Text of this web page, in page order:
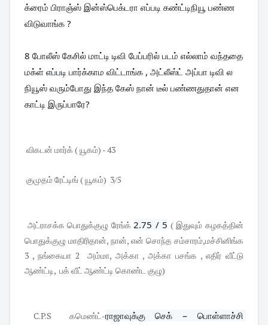
க்ரைம் பிராஞ்ஸ் இன்ஸ்பெக்டரா எப்படி கண்ட்டிநியூ பண்ண
விடுவாங்க ?
8 போலீஸ் கேசில் மாட்டி டிவி பேப்பரில் படம் எல்லாம் வந்ததை
மக்ள் எப்படி பார்க்காம விட்டாங்க , அட்லீஸ்ட் அப்பா டிவி ல
நியூஸ் வரும்போது இந்த கேஸ் நான் டீல் பண்ணதுதான் என
காட்டி இருப்பாரே?
விகடன் மார்க் ( யூகம்) - 43
குமுதம் ரேட்டிங் ( யூகம்) 3/5
அட்ராசக்க பொதுக்குழு ரேங்க்2.75 / 5 ( இதுவும் கழகத்தின்
பொதுக்குழு மாதிரிதான், நான், என் சொந்த சம்சாரம்,மச்சினிங்க
3 , நங்கையா 2 அம்மா, அக்கா , அக்கா பசங்க , எதிர் வீட்டு
ஆண்ட்டி, பக் வீட் ஆண்ட்டி கொண்ட குழு)
C.P.S கமெண்ட்-ராஜாவுக்கு செக் − பொள்ளாச்சி